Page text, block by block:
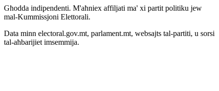
Għodda indipendenti. M'aħniex affiljati ma' xi partit politiku jew
mal-Kummissjoni Elettorali.
Data minn electoral.gov.mt, parlament.mt, websajts tal-partiti, u sorsi
tal-aħbarijiet imsemmija.